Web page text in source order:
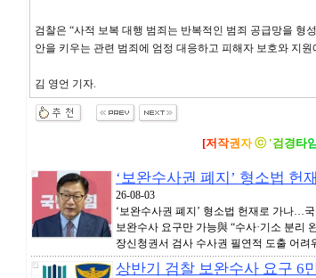
검찰은 “사적 보복 대행 범죄는 반복적인 범죄 공급망을 형
안을 키우는 관련 범죄에 엄정 대응하고 피해자 보호와 지
김 영언 기자.
[저 작권자 ⓒ '검 경타임
‘보완수사권 폐지’ 형소법
26-08-03
‘보완수사권 폐지’ 형소법 헌재로 가나…
보완수사 요구만 가능與 “수사·기소 분리
장신청권서 검사 수사권 필연적 도출 어려
상반기 검찰 보완수사 요구 6